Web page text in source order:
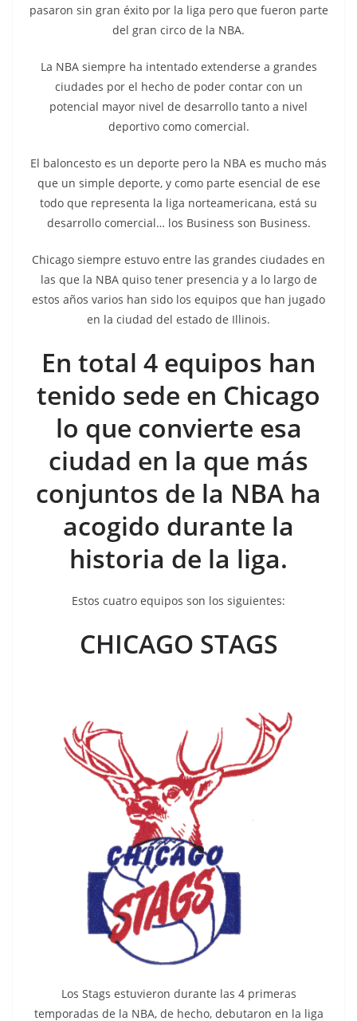
pasaron sin gran éxito por la liga pero que fueron parte
del gran circo de la NBA.
La NBA siempre ha intentado extenderse a grandes
ciudades por el hecho de poder contar con un
potencial mayor nivel de desarrollo tanto a nivel
deportivo como comercial.
El baloncesto es un deporte pero la NBA es mucho más
que un simple deporte, y como parte esencial de ese
todo que representa la liga norteamericana, está su
desarrollo comercial… los Business son Business.
Chicago siempre estuvo entre las grandes ciudades en
las que la NBA quiso tener presencia y a lo largo de
estos años varios han sido los equipos que han jugado
en la ciudad del estado de Illinois.
En total 4 equipos han
tenido sede en Chicago
lo que convierte esa
ciudad en la que más
conjuntos de la NBA ha
acogido durante la
historia de la liga.
Estos cuatro equipos son los siguientes:
CHICAGO STAGS
Los Stags estuvieron durante las 4 primeras
temporadas de la NBA, de hecho, debutaron en la liga